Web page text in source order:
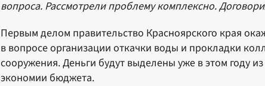
вопроса. Рассмотрели проблему комплексно.
Первым делом правительство Красноярского края
в вопросе организации откачки воды и прокладки
сооружения. Деньги будут выделены уже в этом году
экономии бюджета.